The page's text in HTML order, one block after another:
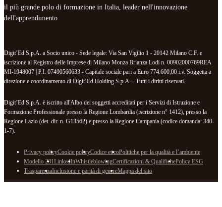
il più grande polo di formazione in Italia, leader nell'innovazione
dell'apprendimento
Digit’Ed S.p.A. a Socio unico - Sede legale: Via San Vigilio 1 - 20142 Milano C.F. e
iscrizione al Registro delle Imprese di Milano Monza Brianza Lodi n. 00902000769REA
MI-1948007 | P.I. 07490560633 - Capitale sociale pari a Euro 774.600,00 i.v. Soggetta a
direzione e coordinamento di Digit’Ed Holding S.p.A. - Tutti i diritti riservati.
Digit’Ed S.p.A. è iscritto all'Albo dei soggetti accreditati per i Servizi di Istruzione e
Formazione Professionale presso la Regione Lombardia (iscrizione n° 1412), presso la
Regione Lazio (det. dir. n. G13562) e presso la Regione Campania (codice domanda: 340-
1-7).
Privacy policyCookie policyCodice eticoPolitiche per la qualità e l’ambiente
Modello 231LinkedInWhistleblowingCertificazioni & QualifichePolicy ESG
TrasparenzaInclusione e parità di genereMappa del sito